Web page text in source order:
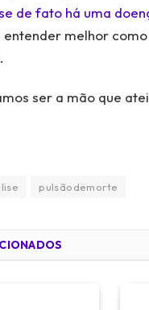
de fato há uma
entender melhor
ser a mão que
pulsãodemorte